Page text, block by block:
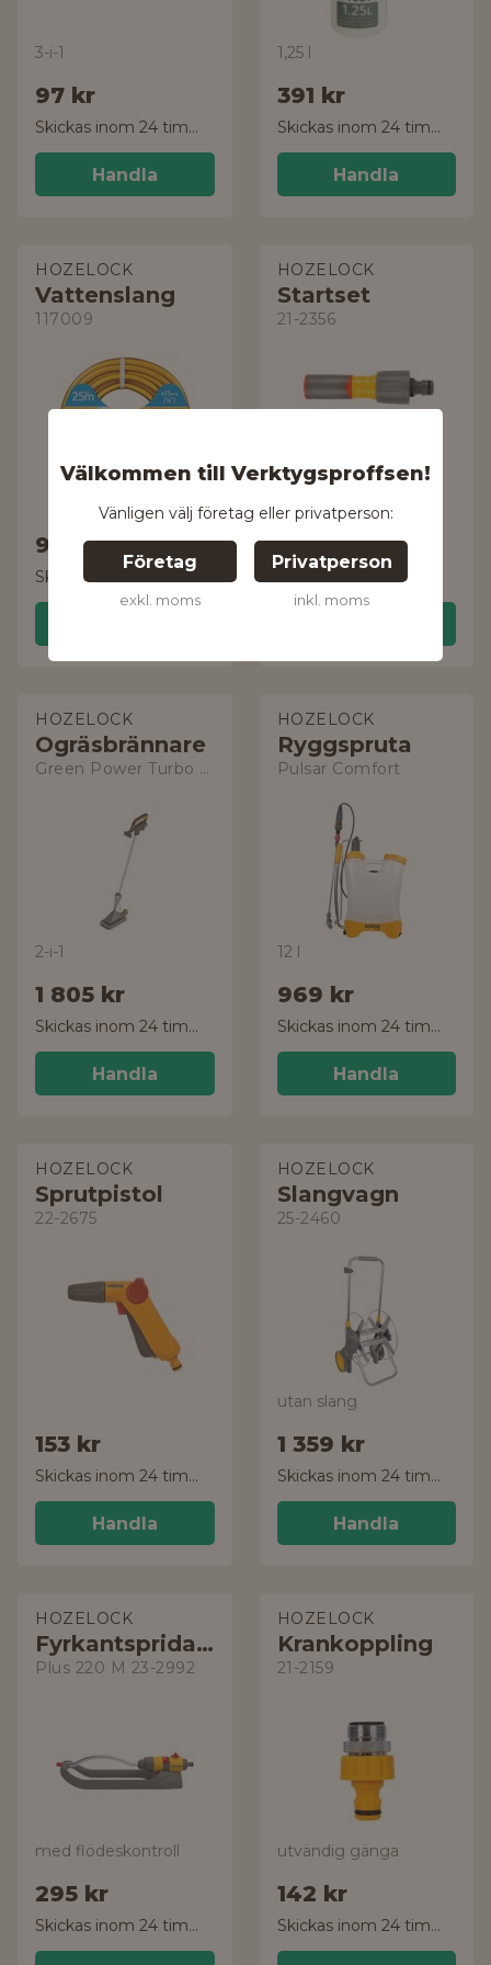
Välkommen till Verktygsproffsen!
Vänligen välj företag eller privatperson:
Företag
exkl. moms
Privatperson
inkl. moms
3-i-1
97 kr
Skickas inom 24 timmar!
Handla
1,25 l
391 kr
Skickas inom 24 timmar!
Handla
HOZELOCK
Vattenslang
117009
977 kr
Skickas inom 24 timmar!
HOZELOCK
Startset
21-2356
141 kr
HOZELOCK
Ogräsbrännare
Green Power Turbo Gas 28-4177
2-i-1
1 805 kr
Skickas inom 24 timmar!
Handla
HOZELOCK
Ryggspruta
Pulsar Comfort
12 l
969 kr
Skickas inom 24 timmar!
Handla
HOZELOCK
Sprutpistol
22-2675
153 kr
Skickas inom 24 timmar!
Handla
HOZELOCK
Slangvagn
25-2460
utan slang
1 359 kr
Skickas inom 24 timmar!
Handla
HOZELOCK
Fyrkantspridare
Plus 220 M 23-2992
med flödeskontroll
295 kr
Skickas inom 24 timmar!
HOZELOCK
Krankoppling
21-2159
utvändig gänga
142 kr
Skickas inom 24 timmar!